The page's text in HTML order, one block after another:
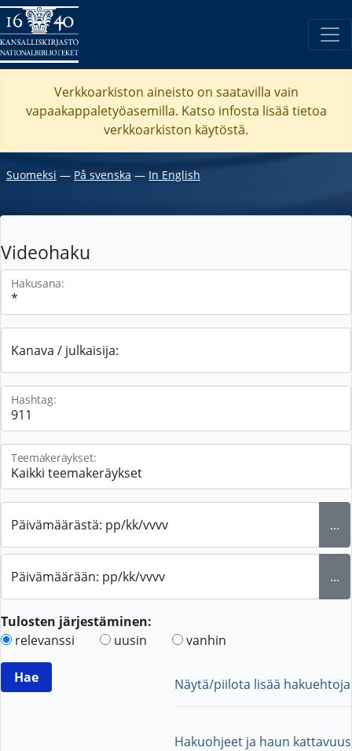
Verkkoarkiston aineisto on saatavilla vain
vapaakappaletyöasemilla. Katso infosta lisää tietoa
verkkoarkiston käytöstä.
Suomeksi ― På svenska ― In English
Videohaku
Hakusana:
Kanava / julkaisija:
Hashtag:
Teemakeräykset:
Päivämäärästä: pp/kk/vvvv ...
Päivämäärään: pp/kk/vvvv ...
Tulosten järjestäminen:
relevanssi
uusin vanhin
Näytä/piilota lisää hakuehtoja
Hakuohjeet ja haun kattavuus